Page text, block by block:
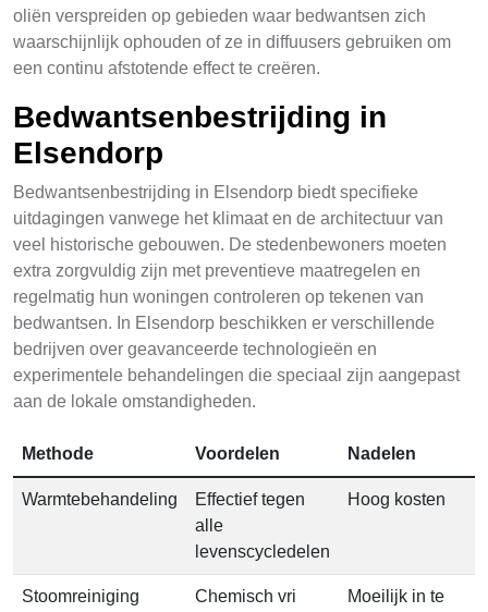
oliën verspreiden op gebieden waar bedwantsen zich
waarschijnlijk ophouden of ze in diffuusers gebruiken om
een continu afstotende effect te creëren.
Bedwantsenbestrijding in
Elsendorp
Bedwantsenbestrijding in Elsendorp biedt specifieke
uitdagingen vanwege het klimaat en de architectuur van
veel historische gebouwen. De stedenbewoners moeten
extra zorgvuldig zijn met preventieve maatregelen en
regelmatig hun woningen controleren op tekenen van
bedwantsen. In Elsendorp beschikken er verschillende
bedrijven over geavanceerde technologieën en
experimentele behandelingen die speciaal zijn aangepast
aan de lokale omstandigheden.
Methode Voordelen Nadelen
Warmtebehandeling
Effectief tegen
alle
levenscycledelen
Hoog kosten
Stoomreiniging Chemisch vri
Moeilijk in te